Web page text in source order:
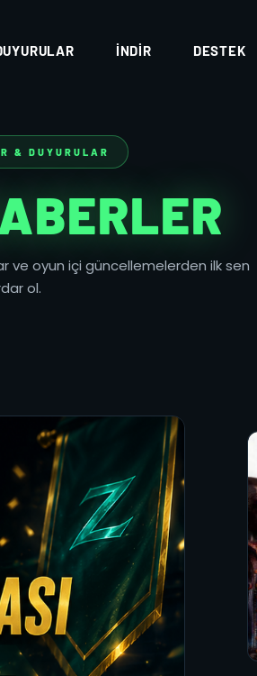
İNDIR DESTEK
& DUYURULAR
ve oyun içi güncellemelerden ilk sen
ol.